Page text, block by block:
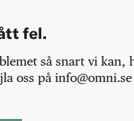
fel.
så snart vi kan,
oss på info@omni.se